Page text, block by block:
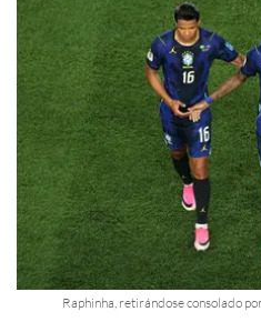
Raphinha, retirándose consolado